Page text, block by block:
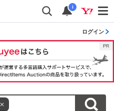
i
ログイン